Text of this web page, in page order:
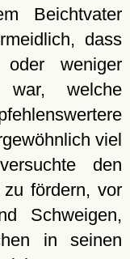
Beichtvater
dass
weniger
welche
viel
den
fördern, vor
Schweigen,
in seinen